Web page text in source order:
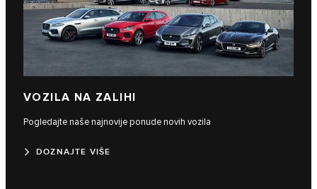
VOZILA NA ZALIHI
Pogledajte naše najnovije ponude novih vozila
DOZNAJTE VIŠE